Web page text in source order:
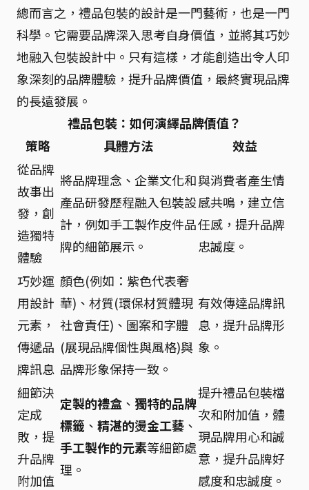
總而言之，禮品包裝的設計是一門藝術，也是一門
科學。它需要品牌深入思考自身價值，並將其巧妙
地融入包裝設計中。只有這樣，才能創造出令人印
象深刻的品牌體驗，提升品牌價值，最終實現品牌
的長遠發展。
禮品包裝：如何演繹品牌價值？
策略
具體方法
效益
從品牌
故事出
發，創
造獨特
體驗
將品牌理念、企業文化和
產品研發歷程融入包裝設
計，例如手工製作皮件品
牌的細節展示。
與消費者產生情
感共鳴，建立信
任感，提升品牌
忠誠度。
巧妙運
用設計
元素，
傳遞品
牌訊息
顏色(例如：紫色代表奢
華)、材質(環保材質體現
社會責任)、圖案和字體
(展現品牌個性與風格)與
品牌形象保持一致。
有效傳達品牌訊
息，提升品牌形
象。
細節決
定成
敗，提
升品牌
附加值
定製的禮盒 、 獨特的品牌
標籤 、 精湛的燙金工藝 、
手工製作的元素等細節處
理。
提升禮品包裝檔
次和附加值，體
現品牌用心和誠
意，提升品牌好
感度和忠誠度。